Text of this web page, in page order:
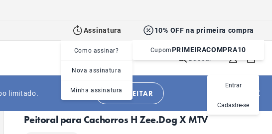
Assinatura
Como assinar?
Nova assinatura
Minha assinatura
10% OFF na primeira compra
CupomPRIMEIRACOMPRA10
Entrar
Cadastre-se
limitado. APROVEITAR
Cachorros|Acessórios|Peitorais
Peitoral para Cachorros H Zee.Dog X MTV